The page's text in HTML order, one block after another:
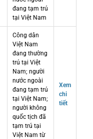
đang tạm trú
tại Việt Nam
Công dân
Việt Nam
đang thường
trú tại Việt
Nam; người
nước ngoài
đang tạm trú
tại Việt Nam;
người không
quốc tịch đã
tạm trú tại
Việt Nam từ
Xem
chi
tiết